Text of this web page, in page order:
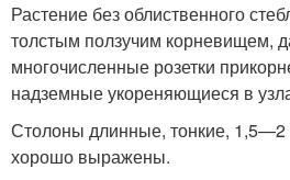
Растение без облиственного
толстым ползучим корневищем,
многочисленные розетки
надземные укореняющиеся в
Столоны длинные, тонкие,
хорошо выражены.